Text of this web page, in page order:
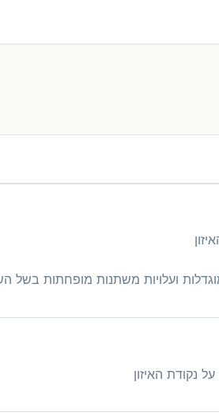
ועלויות משתנות מופחתות בשל
נקודת האיזון